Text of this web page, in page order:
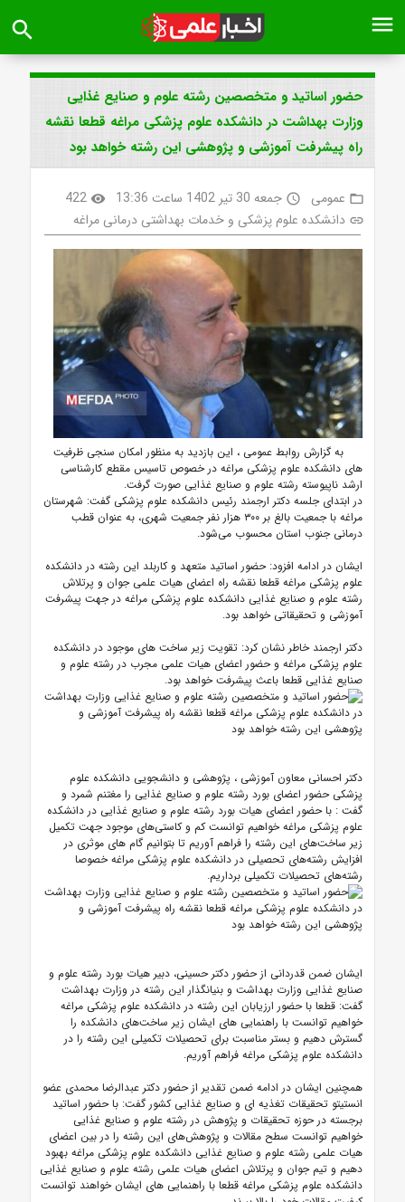
menu
search
حضور اساتید و متخصصین رشته علوم و صنایع غذایی
وزارت بهداشت در دانشکده علوم پزشکی مراغه قطعا نقشه
راه پیشرفت آموزشی و پژوهشی این رشته خواهد بود
folder_open عمومی access_time جمعه 30 تیر 1402 ساعت 13:36 visibility
422
link دانشکده علوم پزشکی و خدمات بهداشتی درمانی مراغه
به گزارش روابط عمومی ، این بازدید به منظور امکان سنجی ظرفیت
های دانشکده علوم پزشکی مراغه در خصوص تاسیس مقطع کارشناسی
ارشد ناپیوسته رشته علوم و صنایع غذایی صورت گرفت.
در ابتدای جلسه دکتر ارجمند رئیس دانشکده علوم پزشکی گفت: شهرستان
مراغه با جمعیت بالغ بر ۳۰۰ هزار نفر جمعیت شهری، به عنوان قطب
درمانی جنوب استان محسوب می‌شود.
ایشان در ادامه افزود: حضور اساتید متعهد و کاربلد این رشته در دانشکده
علوم پزشکی مراغه قطعا نقشه راه اعضای هیات علمی جوان و پرتلاش
رشته علوم و صنایع غذایی دانشکده علوم پزشکی مراغه در جهت پیشرفت
آموزشی و تحقیقاتی خواهد بود.
دکتر ارجمند خاطر نشان کرد: تقویت زیر ساخت های موجود در دانشکده
علوم پزشکی مراغه و حضور اعضای هیات علمی مجرب در رشته علوم و
صنایع غذایی قطعا باعث پیشرفت خواهد بود.
دکتر احسانی معاون آموزشی ، پژوهشی و دانشجویی دانشکده علوم
پزشکی حضور اعضای بورد رشته علوم و صنایع غذایی را مغتنم شمرد و
گفت : با حضور اعضای هیات بورد رشته علوم و صنایع غذایی در دانشکده
علوم پزشکی مراغه خواهیم توانست کم و کاستی‌های موجود جهت تکمیل
زیر ساخت‌های این رشته را فراهم آوریم تا بتوانیم گام های موثری در
افزایش رشته‌های تحصیلی در دانشکده علوم پزشکی مراغه خصوصا
رشته‌های تحصیلات تکمیلی برداریم.
ایشان ضمن قدردانی از حضور دکتر حسینی، دبیر هیات بورد رشته علوم و
صنایع غذایی وزارت بهداشت و بنیانگذار این رشته در وزارت بهداشت‌
گفت: قطعا با حضور ارزیابان این رشته در دانشکده علوم پزشکی مراغه
خواهیم توانست با راهنمایی های ایشان زیر ساخت‌های دانشکده را
گسترش دهیم و بستر مناسبت برای تحصیلات تکمیلی این رشته را در
دانشکده علوم پزشکی مراغه فراهم آوریم.
همچنین ایشان در ادامه ضمن تقدیر از حضور دکتر عبدالرضا محمدی عضو
انستیتو تحقیقات تغذیه ای و صنایع غذایی کشور گفت: با حضور اساتید
برجسته در حوزه تحقیقات و پژوهش در رشته علوم و صنایع غذایی
خواهیم توانست سطح مقالات و پژوهش‌های این رشته را در بین اعضای
هیات علمی رشته علوم و صنایع غذایی دانشکده علوم پزشکی مراغه بهبود
دهیم و تیم جوان و پرتلاش اعضای هیات علمی رشته علوم و صنایع غذایی
دانشکده علوم پزشکی مراغه قطعا با راهنمایی های ایشان خواهند توانست